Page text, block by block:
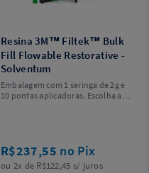
Resina 3M™ Filtek™ Bulk
Fill Flowable Restorative -
Solventum
Embalagem com 1 seringa de 2g e
10 pontas aplicadoras. Escolha a
R$237,55 no Pix
ou 2x de R$122,45 s/ juros